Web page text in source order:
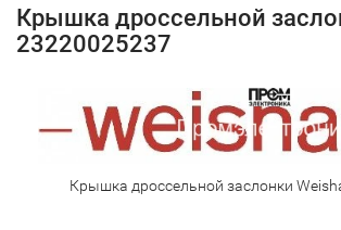
Крышка дроссельной
23220025237
Крышка дроссельной заслонки